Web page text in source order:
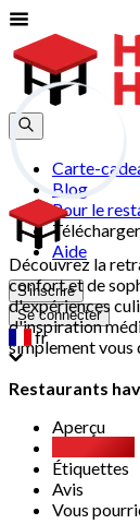
Carte-
Blog
Pour le
Aide
S'inscrire
Se connecter
fr
Découvrez la
confort et de
d'expériences
d'inspiration
simplement vous
Restaurants
Aperçu
Étiquettes
Avis
Vous